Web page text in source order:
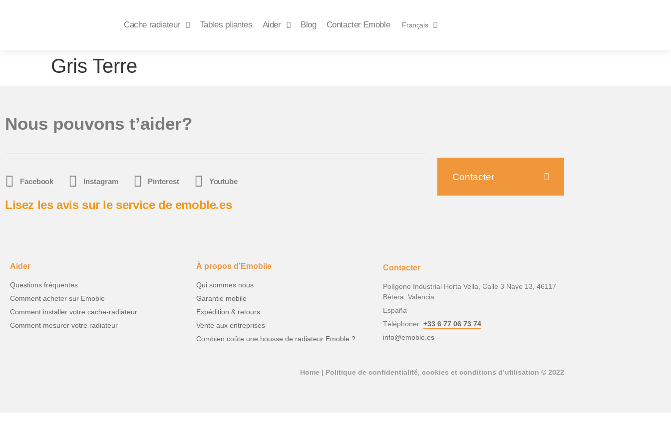
Cache radiateur Tables pliantes Aider Blog Contacter Emoble Français
Gris Terre
Nous pouvons t’aider?
Facebook Instagram Pinterest Youtube
Lisez les avis sur le service de emoble.es
Contacter
Aider
Questions fréquentes
Comment acheter sur Emoble
Comment installer votre cache-radiateur
Comment mesurer votre radiateur
À propos d’Emobile
Qui sommes nous
Garantie mobile
Expédition & retours
Vente aux entreprises
Combien coûte une housse de radiateur Emoble ?
Contacter
Polígono Industrial Horta Vella, Calle 3 Nave 13, 46117
Bétera, Valencia.
España
Téléphoner: +33 6 77 06 73 74
info@emoble.es
Home | Politique de confidentialité, cookies et conditions d’utilisation © 2022